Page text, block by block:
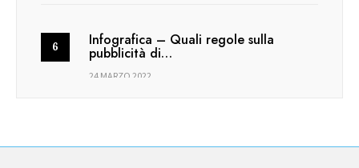
Infografica – Quali regole sulla
pubblicità di…
24 MARZO 2022